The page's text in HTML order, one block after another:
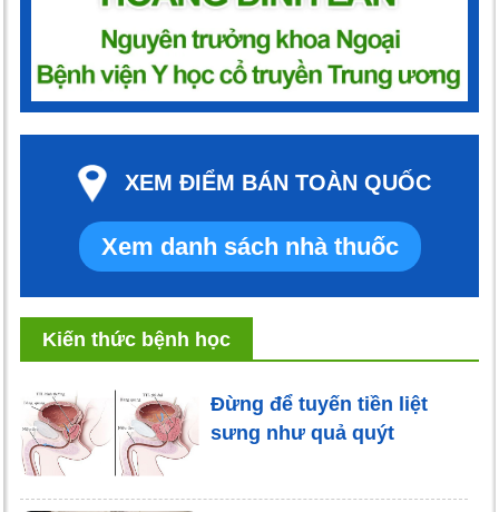
XEM ĐIỂM BÁN TOÀN QUỐC
Xem danh sách nhà thuốc
Kiến thức bệnh học
Đừng để tuyến tiền liệt
sưng như quả quýt